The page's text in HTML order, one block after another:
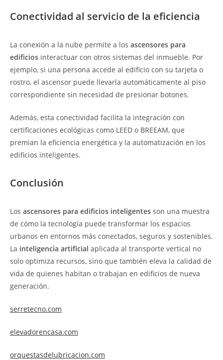
Conectividad al servicio de la eficiencia
La conexión a la nube permite a los ascensores para
edificios interactuar con otros sistemas del inmueble. Por
ejemplo, si una persona accede al edificio con su tarjeta o
rostro, el ascensor puede llevarla automáticamente al piso
correspondiente sin necesidad de presionar botones.
Además, esta conectividad facilita la integración con
certificaciones ecológicas como LEED o BREEAM, que
premian la eficiencia energética y la automatización en los
edificios inteligentes.
Conclusión
Los ascensores para edificios inteligentes son una muestra
de cómo la tecnología puede transformar los espacios
urbanos en entornos más conectados, seguros y sostenibles.
La inteligencia artificial aplicada al transporte vertical no
solo optimiza recursos, sino que también eleva la calidad de
vida de quienes habitan o trabajan en edificios de nueva
generación.
serretecno.com
elevadorencasa.com
orquestasdelubricacion.com